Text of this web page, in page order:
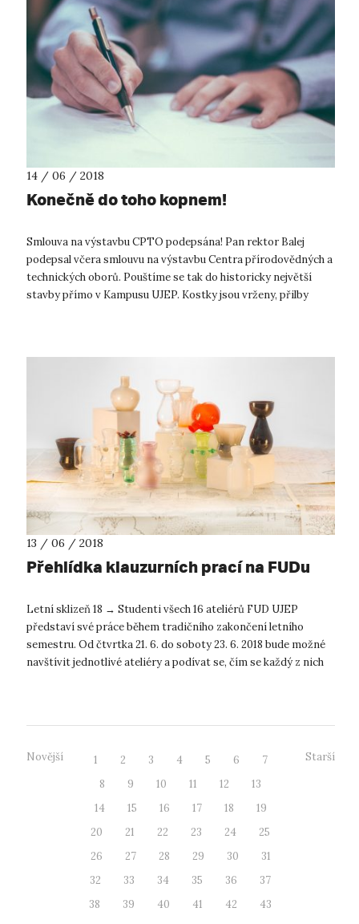
14 / 06 / 2018
Konečně do toho kopnem!
Smlouva na výstavbu CPTO podepsána! Pan rektor Balej
podepsal včera smlouvu na výstavbu Centra přírodovědných a
technických oborů. Pouštíme se tak do historicky největší
stavby přímo v Kampusu UJEP. Kostky jsou vrženy, přilby
13 / 06 / 2018
Přehlídka klauzurních prací na FUDu
Letní sklizeň 18 → Studenti všech 16 ateliérů FUD UJEP
představí své práce během tradičního zakončení letního
semestru. Od čtvrtka 21. 6. do soboty 23. 6. 2018 bude možné
navštívit jednotlivé ateliéry a podívat se, čím se každý z nich
Novější 1 2 3 4 5 6
7
8
9 10 11 12
13
14
15 16 17 18
19
20
21 22 23 24
25
26
27 28 29 30
31
32
33 34 35 36
37
38
39 40 41 42
43
Starší